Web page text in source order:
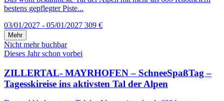
bestens gepflegter Piste...
03/01/2027 - 05/01/2027 309 €
Mehr
Nicht mehr buchbar
Dieses Jahr schon vorbei
ZILLERTAL- MAYRHOFEN – SchneeSpaßTag –
Tagesskireise ins aktivsten Tal der Alpen